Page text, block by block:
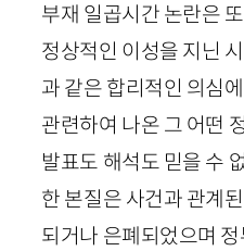
부재 일곱시간 논란은
정상적인 이성을 지닌
과 같은 합리적인 의심
관련하여 나온 그 어떤
발표도 해석도 믿을 수
한 본질은 사건과 관계된
되거나 은폐되었으며